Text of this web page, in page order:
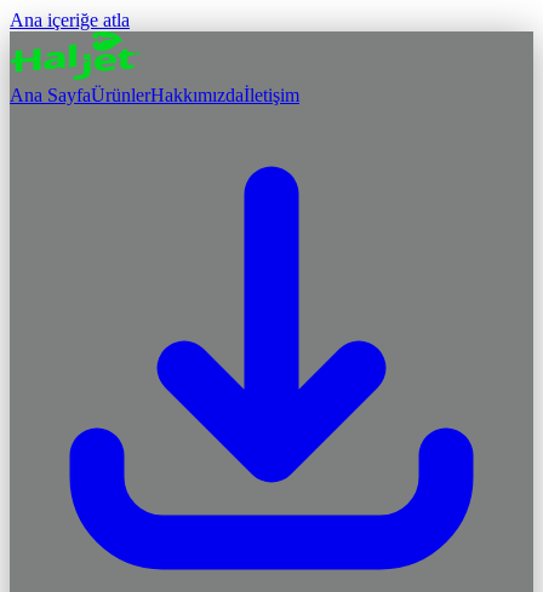
Ana içeriğe atla
Ana SayfaÜrünlerHakkımızdaİletişim